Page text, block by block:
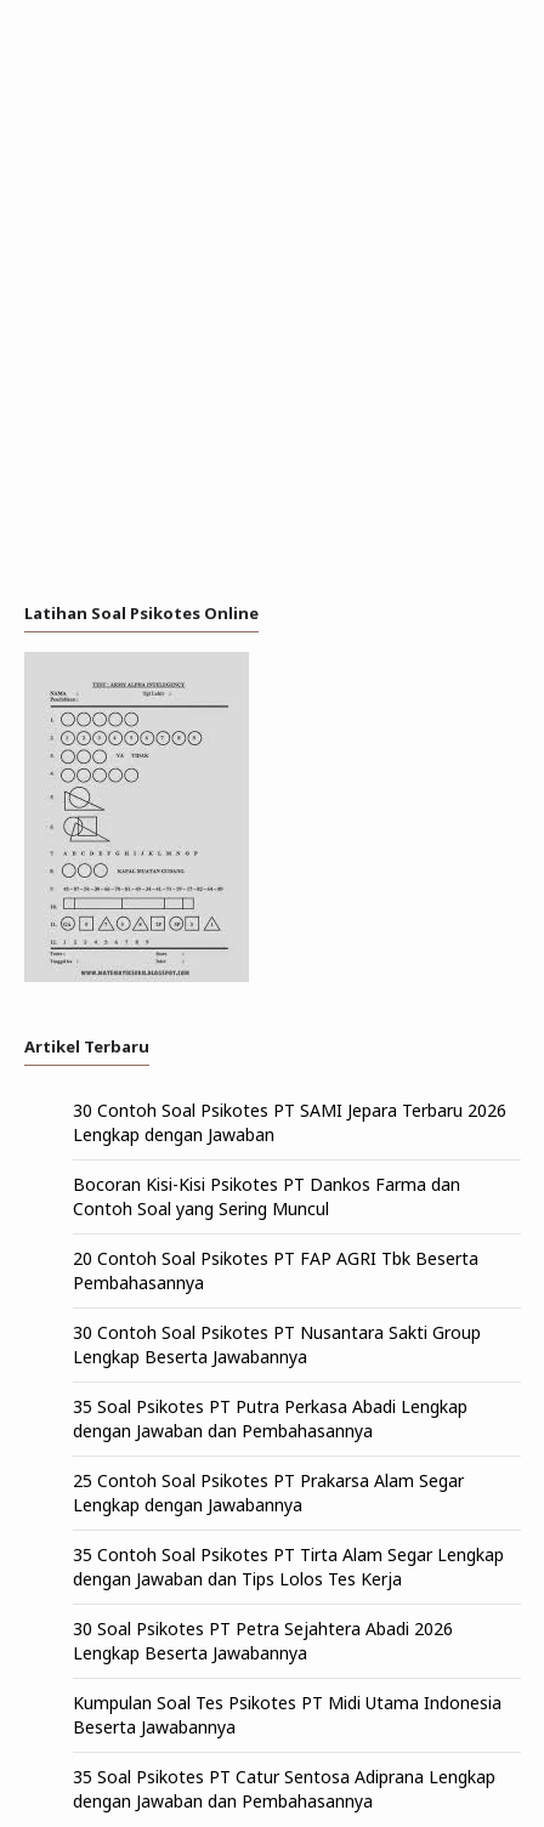
Latihan Soal Psikotes Online
Artikel Terbaru
30 Contoh Soal Psikotes PT SAMI Jepara Terbaru 2026
Lengkap dengan Jawaban
Bocoran Kisi-Kisi Psikotes PT Dankos Farma dan
Contoh Soal yang Sering Muncul
20 Contoh Soal Psikotes PT FAP AGRI Tbk Beserta
Pembahasannya
30 Contoh Soal Psikotes PT Nusantara Sakti Group
Lengkap Beserta Jawabannya
35 Soal Psikotes PT Putra Perkasa Abadi Lengkap
dengan Jawaban dan Pembahasannya
25 Contoh Soal Psikotes PT Prakarsa Alam Segar
Lengkap dengan Jawabannya
35 Contoh Soal Psikotes PT Tirta Alam Segar Lengkap
dengan Jawaban dan Tips Lolos Tes Kerja
30 Soal Psikotes PT Petra Sejahtera Abadi 2026
Lengkap Beserta Jawabannya
Kumpulan Soal Tes Psikotes PT Midi Utama Indonesia
Beserta Jawabannya
35 Soal Psikotes PT Catur Sentosa Adiprana Lengkap
dengan Jawaban dan Pembahasannya